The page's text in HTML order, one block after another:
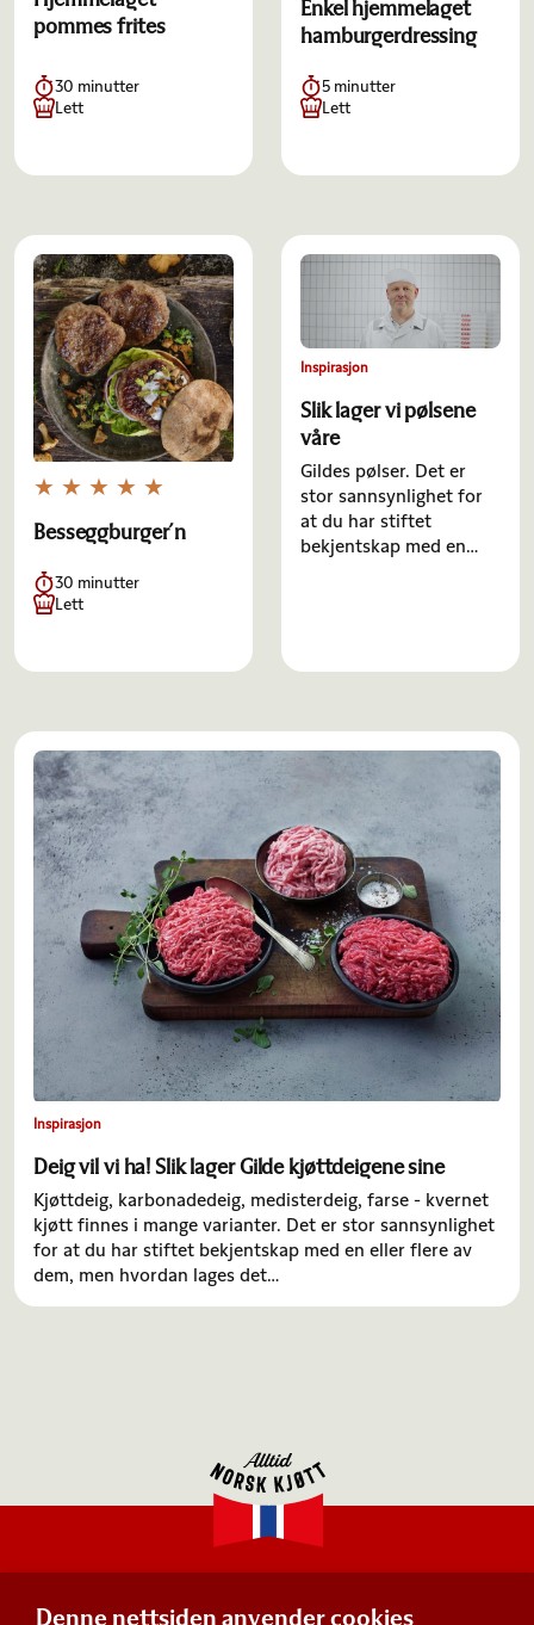
Denne nettsiden anvender cookies
pommes frites
30 minutter
Lett
Enkel hjemmelaget
hamburgerdressing
5 minutter
Lett
Besseggburger´n
30 minutter
Lett
Inspirasjon
Slik lager vi pølsene
våre
Gildes pølser. Det er
stor sannsynlighet for
at du har stiftet
bekjentskap med en
Inspirasjon
Deig vil vi ha! Slik lager Gilde kjøttdeigene sine
Kjøttdeig, karbonadedeig, medisterdeig, farse - kvernet
kjøtt finnes i mange varianter. Det er stor sannsynlighet
for at du har stiftet bekjentskap med en eller flere av
dem, men hvordan lages det…